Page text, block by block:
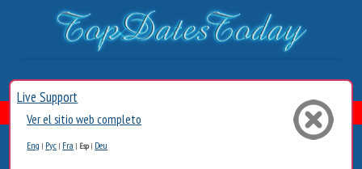
Live Support
Ver el sitio web completo
Eng | Рус | Fra | Esp| Deu